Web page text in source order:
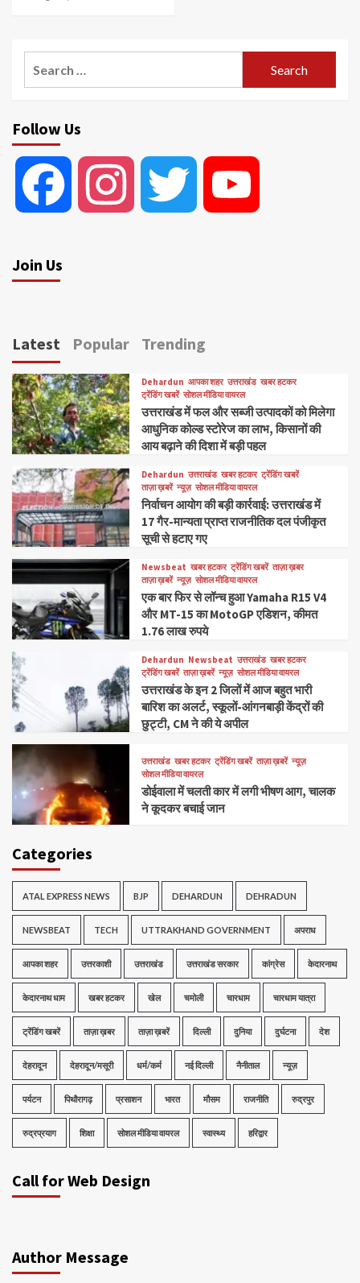
Follow Us
Facebook Instagram Twitter
Join Us
Latest Popular Trending
Dehardun आपका शहर उत्तराखंड खबर हटकर
ट्रेंडिंग खबरें सोशल मीडिया वायरल
उत्तराखंड में फल और सब्जी उत्पादकों को मिलेगा
आधुनिक कोल्ड स्टोरेज का लाभ, किसानों की
आय बढ़ाने की दिशा में बड़ी पहल
Dehardun उत्तराखंड खबर हटकर ट्रेंडिंग खबरें
ताज़ा ख़बरें न्यूज़ सोशल मीडिया वायरल
निर्वाचन आयोग की बड़ी कार्रवाई: उत्तराखंड में
17 गैर-मान्यता प्राप्त राजनीतिक दल पंजीकृत
सूची से हटाए गए
Newsbeat खबर हटकर ट्रेंडिंग खबरें ताज़ा ख़बर
ताज़ा ख़बरें न्यूज़ सोशल मीडिया वायरल
एक बार फिर से लॉन्च हुआ Yamaha R15 V4
और MT-15 का MotoGP एडिशन, कीमत
1.76 लाख रुपये
Dehardun Newsbeat उत्तराखंड खबर हटकर
ट्रेंडिंग खबरें ताज़ा ख़बरें न्यूज़ सोशल मीडिया वायरल
उत्तराखंड के इन 2 जिलों में आज बहुत भारी
बारिश का अलर्ट, स्कूलों-आंगनबाड़ी केंद्रों की
छुट्टी, CM ने की ये अपील
उत्तराखंड खबर हटकर ट्रेंडिंग खबरें ताज़ा ख़बरें न्यूज़
सोशल मीडिया वायरल
डोईवाला में चलती कार में लगी भीषण आग, चालक
ने कूदकर बचाई जान
Categories
ATAL EXPRESS NEWS BJP DEHARDUN DEHRADUN
NEWSBEAT TECH UTTRAKHAND GOVERNMENT अपराध
आपका शहर उत्तरकाशी उत्तराखंड उत्तराखंड सरकार कांग्रेस केदारनाथ
केदारनाथ धाम खबर हटकर खेल चमोली चारधाम चारधाम यात्रा
ट्रेंडिंग खबरें ताज़ा ख़बर ताज़ा ख़बरें दिल्ली दुनिया दुर्घटना देश
देहरादून देहरादून/मसूरी धर्म/कर्म नई दिल्ली नैनीताल न्यूज़
पर्यटन पिथौरागढ़ प्रसाशन भारत मौसम राजनीति रुद्रपुर
रुद्रप्रयाग शिक्षा सोशल मीडिया वायरल स्वास्थ्य हरिद्वार
Call for Web Design
Author Message